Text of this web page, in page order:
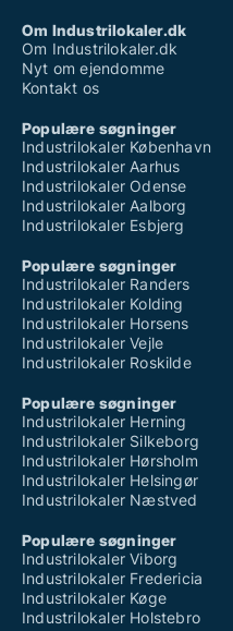
Om Industrilokaler.dk
Om Industrilokaler.dk
Nyt om ejendomme
Kontakt os
Populære søgninger
Industrilokaler København
Industrilokaler Aarhus
Industrilokaler Odense
Industrilokaler Aalborg
Industrilokaler Esbjerg
Populære søgninger
Industrilokaler Randers
Industrilokaler Kolding
Industrilokaler Horsens
Industrilokaler Vejle
Industrilokaler Roskilde
Populære søgninger
Industrilokaler Herning
Industrilokaler Silkeborg
Industrilokaler Hørsholm
Industrilokaler Helsingør
Industrilokaler Næstved
Populære søgninger
Industrilokaler Viborg
Industrilokaler Fredericia
Industrilokaler Køge
Industrilokaler Holstebro